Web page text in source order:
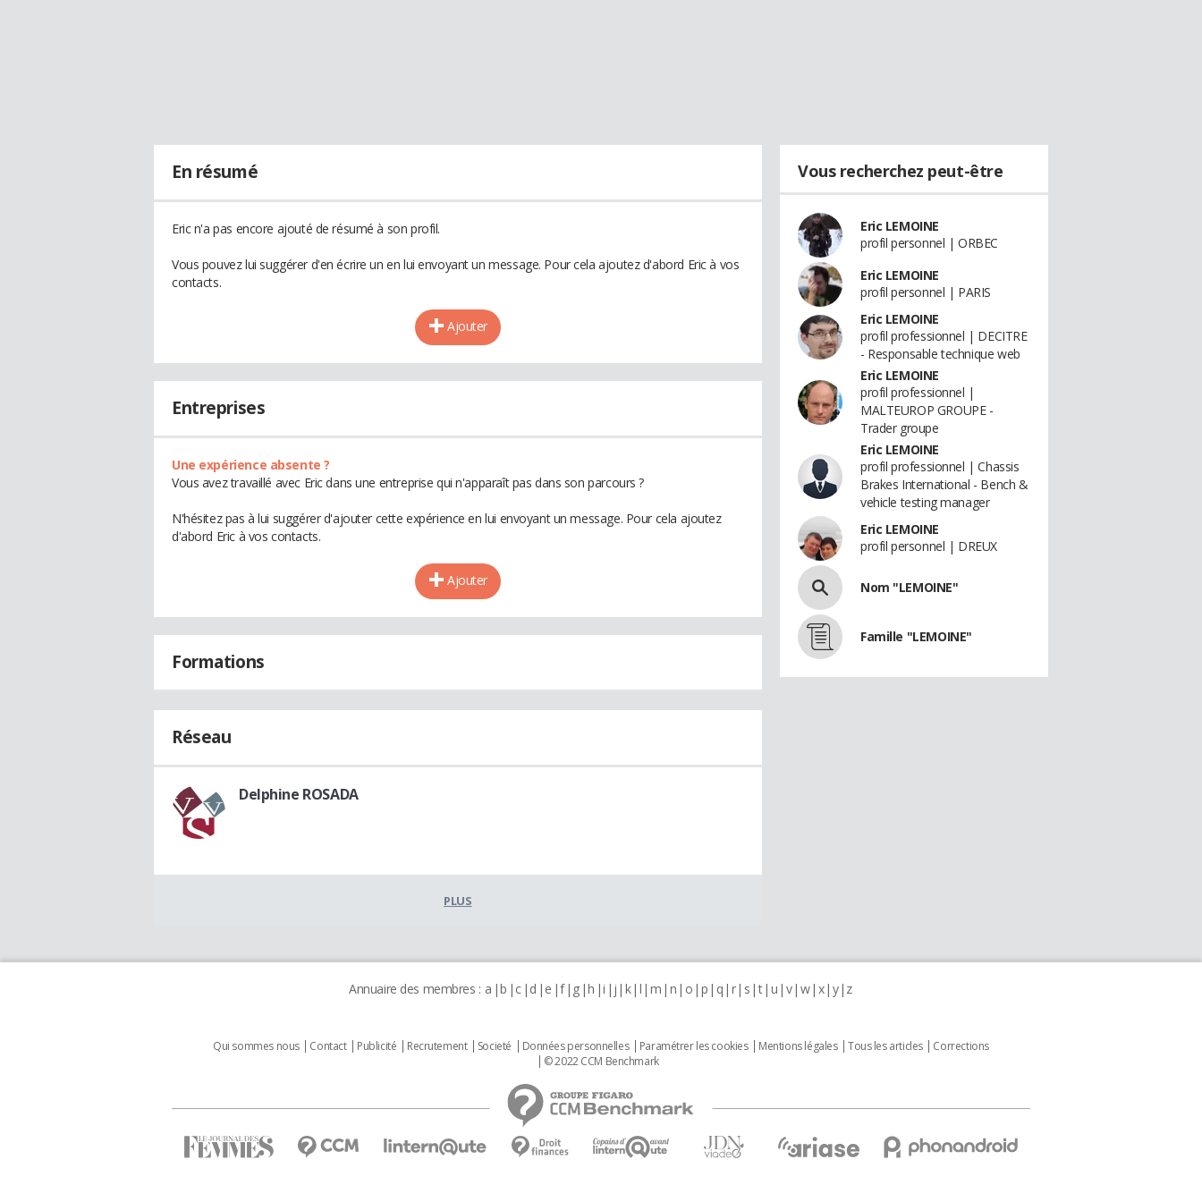
En résumé
Eric n'a pas encore ajouté de résumé à son profil.
Vous pouvez lui suggérer d'en écrire un en lui envoyant un message. Pour cela ajoutez d'abord Eric à vos
contacts.
Ajouter
Entreprises
Une expérience absente ?
Vous avez travaillé avec Eric dans une entreprise qui n'apparaît pas dans son parcours ?
N'hésitez pas à lui suggérer d'ajouter cette expérience en lui envoyant un message. Pour cela ajoutez
d'abord Eric à vos contacts.
Ajouter
Formations
Réseau
Delphine ROSADA
PLUS
Vous recherchez peut-être
Eric LEMOINE
profil personnel | ORBEC
Eric LEMOINE
profil personnel | PARIS
Eric LEMOINE
profil professionnel | DECITRE
- Responsable technique web
Eric LEMOINE
profil professionnel |
MALTEUROP GROUPE -
Trader groupe
Eric LEMOINE
profil professionnel | Chassis
Brakes International - Bench &
vehicle testing manager
Eric LEMOINE
profil personnel | DREUX
Nom "LEMOINE"
Famille "LEMOINE"
Annuaire des membres : a b c d e f g h i j k l m n o p q r s t u v w x y z
Qui sommes nous Contact Publicité Recrutement Societé Données personnelles Paramétrer les cookies Mentions légales Tous les articles
Corrections
© 2022 CCM Benchmark